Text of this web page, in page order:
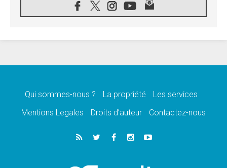
07.08.2026
1ère Conférence continentale sur l'éducation
07.08.2026
07.08.2026
lancement des «dix jours de prière pour la
06.08.2026
Préparatifs des JMJ 2027 à Séoul: «c'est
Qui sommes-nous ? La propriété
Les services
Mentions Legales
Droits d’auteur Contactez-nous